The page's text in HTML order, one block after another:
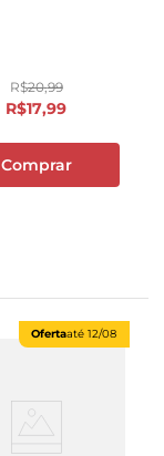
R$20,99
R$17,99
Comprar
Ofertaaté 12/08